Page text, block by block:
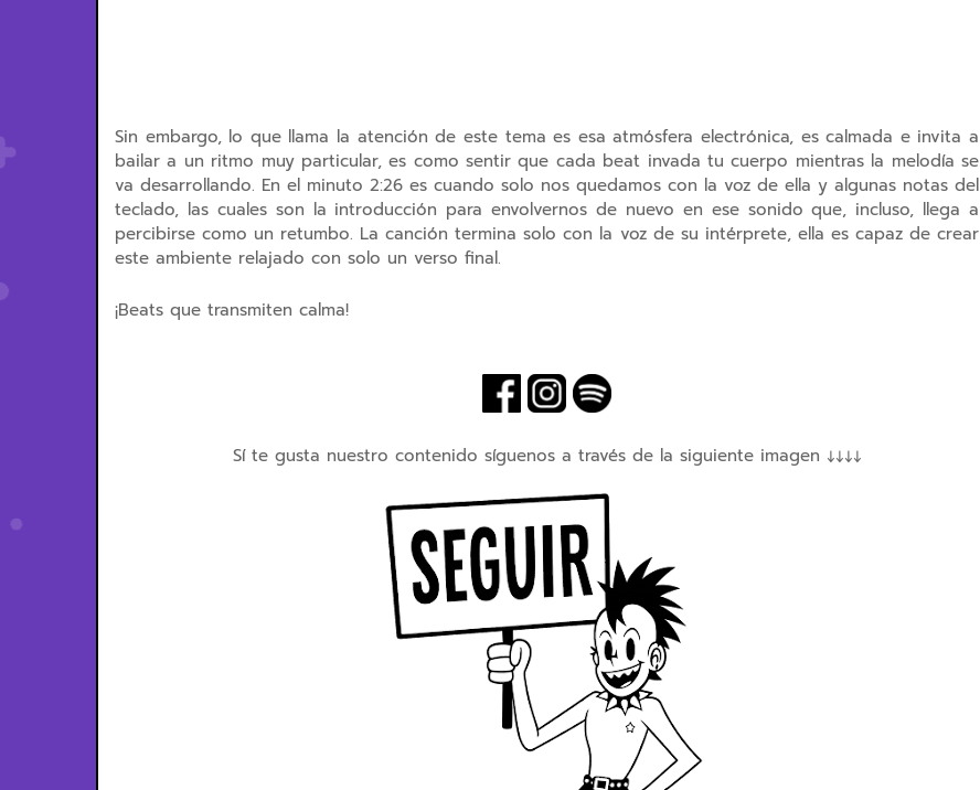
Sin embargo, lo que llama la atención de este tema es esa atmósfera electrónica, es calmada e invita a
bailar a un ritmo muy particular, es como sentir que cada beat invada tu cuerpo mientras la melodía se
va desarrollando. En el minuto 2:26 es cuando solo nos quedamos con la voz de ella y algunas notas del
teclado, las cuales son la introducción para envolvernos de nuevo en ese sonido que, incluso, llega a
percibirse como un retumbo. La canción termina solo con la voz de su intérprete, ella es capaz de crear
este ambiente relajado con solo un verso final.
¡Beats que transmiten calma!
Sí te gusta nuestro contenido síguenos a través de la siguiente imagen ↓↓↓↓